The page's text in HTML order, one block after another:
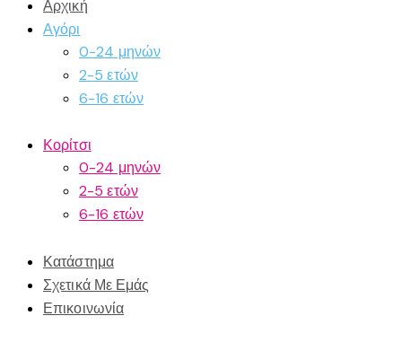
Αρχική
Αγόρι
0-24 μηνών
2-5 ετών
6-16 ετών
Κορίτσι
0-24 μηνών
2-5 ετών
6-16 ετών
Κατάστημα
Σχετικά Με Εμάς
Επικοινωνία